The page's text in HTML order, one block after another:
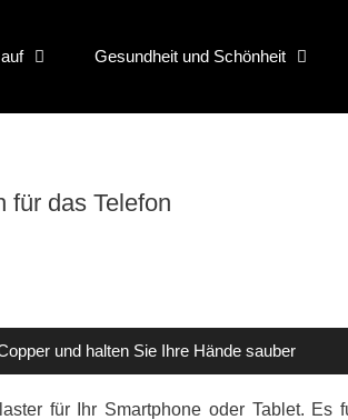
Gesundheit und Schönheit
für das Telefon
und halten Sie Ihre Hände sauber
für Ihr Smartphone oder Tablet. Es